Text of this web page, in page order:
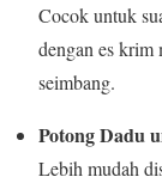
Cocok untuk
dengan es krim
seimbang.
Potong Dadu
Lebih mudah